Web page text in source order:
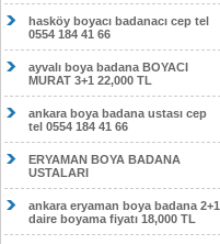
hasköy boyacı badanacı cep tel
0554 184 41 66
ayvalı boya badana BOYACI
MURAT 3+1 22,000 TL
ankara boya badana ustası cep
tel 0554 184 41 66
ERYAMAN BOYA BADANA
USTALARI
ankara eryaman boya badana 2+1
daire boyama fiyatı 18,000 TL